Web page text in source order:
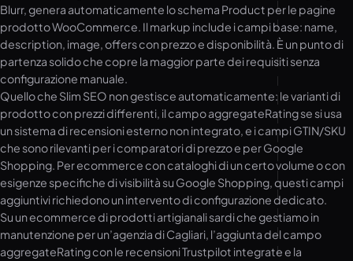
Blurr, genera automaticamente lo schema Product per le pagine
prodotto WooCommerce. Il markup include i campi base: name,
description, image, offers con prezzo e disponibilità. È un punto di
partenza solido che copre la maggior parte dei requisiti senza
configurazione manuale.
Quello che Slim SEO non gestisce automaticamente: le varianti di
prodotto con prezzi differenti, il campo aggregateRating se si usa
un sistema di recensioni esterno non integrato, e i campi GTIN/SKU
che sono rilevanti per i comparatori di prezzo e per Google
Shopping. Per ecommerce con cataloghi di un certo volume o con
esigenze specifiche di visibilità su Google Shopping, questi campi
aggiuntivi richiedono un intervento di configurazione dedicato.
Su un ecommerce di prodotti artigianali sardi che gestiamo in
manutenzione per un’agenzia di Cagliari, l’aggiunta del campo
aggregateRating con le recensioni Trustpilot integrate e la